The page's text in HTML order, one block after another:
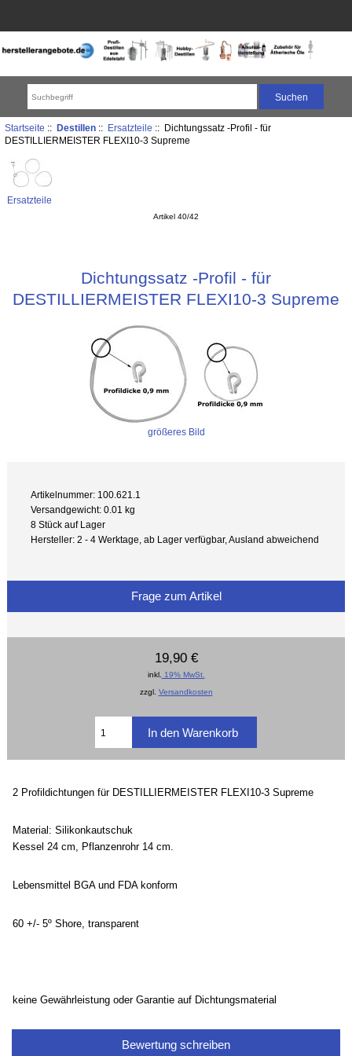
Startseite :: Destillen:: Ersatzteile :: Dichtungssatz -Profil - für
DESTILLIERMEISTER FLEXI10-3 Supreme
Ersatzteile
Artikel 40/42
Dichtungssatz -Profil - für
DESTILLIERMEISTER FLEXI10-3 Supreme
größeres Bild
Artikelnummer: 100.621.1
Versandgewicht: 0.01 kg
8 Stück auf Lager
Hersteller: 2 - 4 Werktage, ab Lager verfügbar, Ausland abweichend
Frage zum Artikel
19,90 €
inkl. 19% MwSt.
zzgl. Versandkosten
2 Profildichtungen für DESTILLIERMEISTER FLEXI10-3 Supreme
Material: Silikonkautschuk
Kessel 24 cm, Pflanzenrohr 14 cm.
Lebensmittel BGA und FDA konform
60 +/- 5º Shore, transparent
keine Gewährleistung oder Garantie auf Dichtungsmaterial
Bewertung schreiben